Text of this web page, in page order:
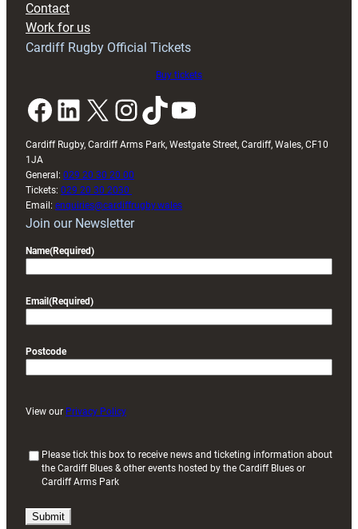
Contact
Work for us
Cardiff Rugby Official Tickets
Buy tickets
Facebook LinkedIn X InstagramTikTok YouTube
Cardiff Rugby, Cardiff Arms Park, Westgate Street, Cardiff, Wales, CF10
1JA
General: 029 20 30 20 00
Tickets: 029 20 30 2030
Email: enquiries@cardiffrugby.wales
Join our Newsletter
Name(Required)
Email (Required)
Postcode
View our Privacy Policy
Please tick this box to receive news and ticketing information about
the Cardiff Blues & other events hosted by the Cardiff Blues or
Cardiff Arms Park